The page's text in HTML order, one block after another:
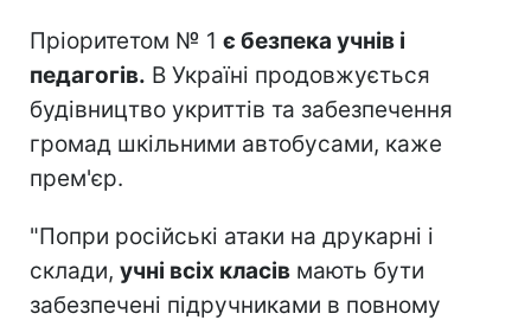
Пріоритетом № 1 є безпека учнів і
педагогів. В Україні продовжується
будівництво укриттів та забезпечення
громад шкільними автобусами, каже
прем'єр.
"Попри російські атаки на друкарні і
склади, учні всіх класів мають бути
забезпечені підручниками в повному